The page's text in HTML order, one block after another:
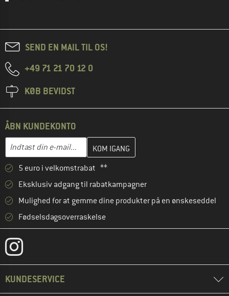
SEND EN MAIL TIL OS!
+49 71 21 70 12 0
KØB BEVIDST
ÅBN KUNDEKONTO
E-mail-adresse
Indtast din e-mailadresse her, og opret i næste trin din
5 euro i velkomstrabat **
Eksklusiv adgang til rabatkampagner
Mulighed for at gemme dine produkter på en ønskeseddel
Fødselsdagsoverraskelse
KUNDESERVICE